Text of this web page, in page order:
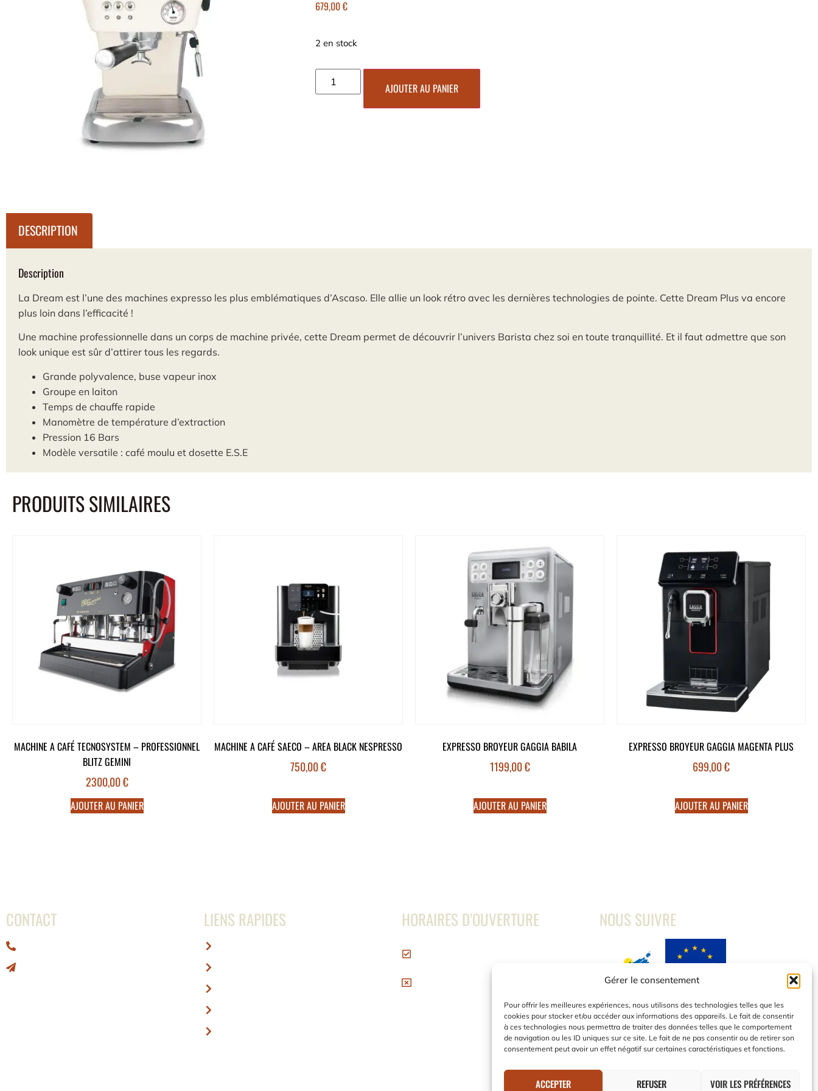
Gérer le consentement
Pour offrir les meilleures expériences, nous utilisons des technologies telles que les
cookies pour stocker et/ou accéder aux informations des appareils. Le fait de consentir
à ces technologies nous permettra de traiter des données telles que le comportement
de navigation ou les ID uniques sur ce site. Le fait de ne pas consentir ou de retirer son
consentement peut avoir un effet négatif sur certaines caractéristiques et fonctions.
ACCEPTER REFUSER VOIR LES PRÉFÉRENCES
679,00€
2 en stock
AJOUTER AU PANIER
DESCRIPTION
Description
La Dream est l’une des machines expresso les plus emblématiques d’Ascaso. Elle allie un look rétro avec les dernières technologies de pointe. Cette Dream Plus va encore
plus loin dans l’efficacité !
Une machine professionnelle dans un corps de machine privée, cette Dream permet de découvrir l’univers Barista chez soi en toute tranquillité. Et il faut admettre que son
look unique est sûr d’attirer tous les regards.
Grande polyvalence, buse vapeur inox
Groupe en laiton
Temps de chauffe rapide
Manomètre de température d’extraction
Pression 16 Bars
Modèle versatile : café moulu et dosette E.S.E
PRODUITS SIMILAIRES
MACHINE A CAFÉ TECNOSYSTEM – PROFESSIONNEL
BLITZ GEMINI
2300,00€
AJOUTER AU PANIER
MACHINE A CAFÉ SAECO – AREA BLACK NESPRESSO
750,00€
AJOUTER AU PANIER
EXPRESSO BROYEUR GAGGIA BABILA
1199,00€
AJOUTER AU PANIER
EXPRESSO BROYEUR GAGGIA MAGENTA PLUS
699,00€
AJOUTER AU PANIER
CONTACT LIENS RAPIDES HORAIRES D’OUVERTURE NOUS SUIVRE
Ce site a été financé par l’Union Européenne
dans le cadre du programme FEDER-FSE+
Réunion dont l’Autorité de gestion est la
Région Réunion. L’Europe s’engage à La
Réunion avec le fonds FEDER»